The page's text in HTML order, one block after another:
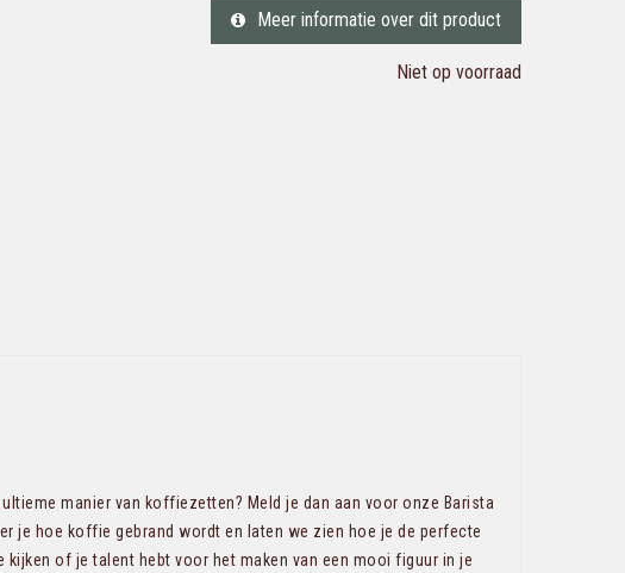
Meer informatie over dit product
Niet op voorraad
manier van koffiezetten? Meld je dan aan voor onze Barista
je hoe koffie gebrand wordt en laten we zien hoe je de perfecte
of je talent hebt voor het maken van een mooi figuur in je